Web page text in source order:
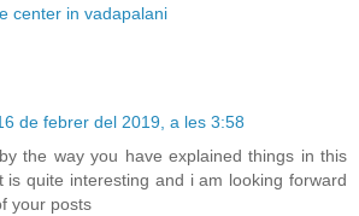
center in vadapalani
de febrer del 2019, a les 3:58
the way you have explained things in this
is quite interesting and i am looking forward
your posts